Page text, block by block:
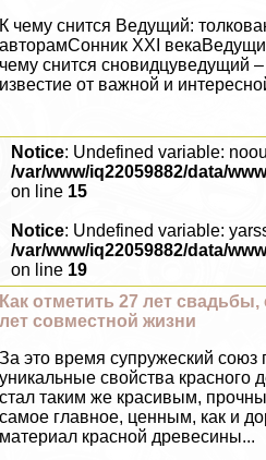
К чему снится Ведущий:
авторамСонник XXI
чему снится сновидцуведущий
известие от важной и
Notice: Undefined variable:
/var/www/iq22059882/data/
on line 15
Notice: Undefined variable:
/var/www/iq22059882/data/
on line 19
Как отметить 27 лет
лет совместной жизни
За это время супружеский союз
уникальные свойства красного
стал таким же красивым,
самое главное, ценным, как и
материал красной древесины...